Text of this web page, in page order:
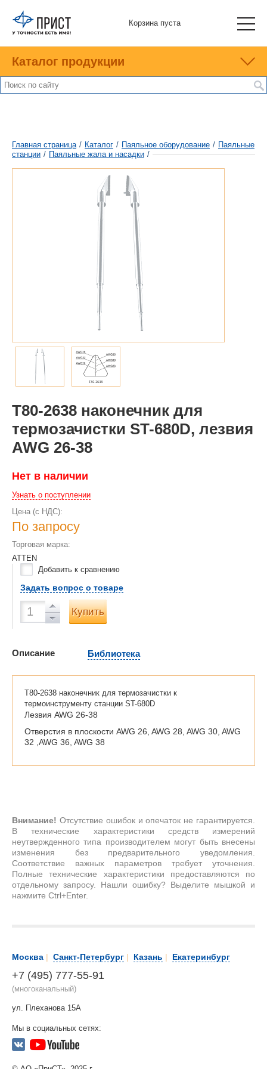
Корзина пуста
Каталог продукции
Главная страница / Каталог / Паяльное оборудование / Паяльные
станции / Паяльные жала и насадки /
T80-2638 наконечник для
термозачистки ST-680D, лезвия
AWG 26-38
Нет в наличии
Узнать о поступлении
Цена (с НДС):
По запросу
Торговая марка:
ATTEN
Добавить к сравнению
Задать вопрос о товаре
Купить
Описание Библиотека
T80-2638 наконечник для термозачистки к
термоинструменту станции ST-680D
Лезвия AWG 26-38
Отверстия в плоскости AWG 26, AWG 28, AWG 30, AWG
32 ,AWG 36, AWG 38
Внимание! Отсутствие ошибок и опечаток не гарантируется.
В технические характеристики средств измерений
неутвержденного типа производителем могут быть внесены
изменения без предварительного уведомления.
Соответствие важных параметров требует уточнения.
Полные технические характеристики предоставляются по
отдельному запросу. Нашли ошибку? Выделите мышкой и
нажмите Ctrl+Enter.
Москва | Санкт-Петербург | Казань | Екатеринбург
+7 (495) 777-55-91
(многоканальный)
ул. Плеханова 15А
Мы в социальных сетях: